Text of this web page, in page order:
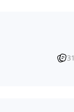
31